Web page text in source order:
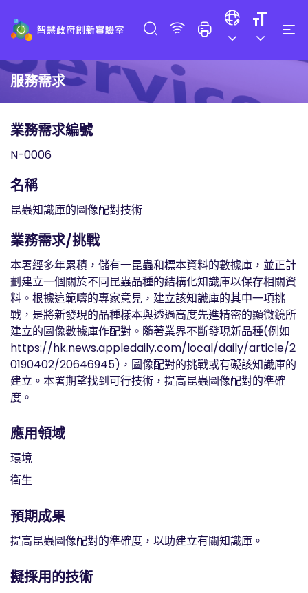
服務需求
業務需求編號
N-0006
名稱
昆蟲知識庫的圖像配對技術
業務需求/挑戰
本署經多年累積，儲有一昆蟲和標本資料的數據庫，並正計
劃建立一個關於不同昆蟲品種的結構化知識庫以保存相關資
料。根據這範疇的專家意見，建立該知識庫的其中一項挑
戰，是將新發現的品種樣本與透過高度先進精密的顯微鏡所
建立的圖像數據庫作配對。隨著業界不斷發現新品種(例如
https://hk.news.appledaily.com/local/daily/article/2
0190402/20646945)，圖像配對的挑戰或有礙該知識庫的
建立。本署期望找到可行技術，提高昆蟲圖像配對的準確
度。
應用領域
環境
衛生
預期成果
提高昆蟲圖像配對的準確度，以助建立有關知識庫。
擬採用的技術